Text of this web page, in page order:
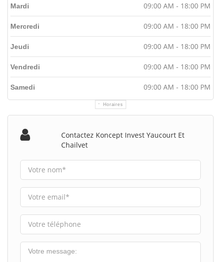
Horaires
Mardi 09:00 AM - 18:00 PM
Mercredi 09:00 AM - 18:00 PM
Jeudi 09:00 AM - 18:00 PM
Vendredi 09:00 AM - 18:00 PM
Samedi 09:00 AM - 18:00 PM
Contactez Koncept Invest Yaucourt Et
Chailvet